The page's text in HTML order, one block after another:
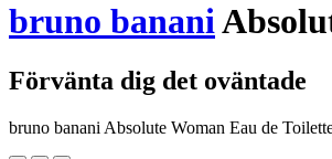
bruno banani
Förvänta dig det oväntade
bruno banani Absolute Woman Eau de